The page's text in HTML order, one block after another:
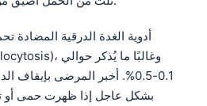
أدوية الغدة الدرقية المضادة
0.1-0.5%. أخبر المرضى